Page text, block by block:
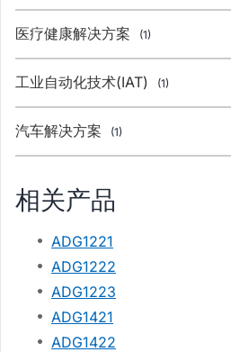
医疗健康解决方案 (1)
工业自动化技术(IAT) (1)
汽车解决方案 (1)
相关产品
ADG1221
ADG1222
ADG1223
ADG1421
ADG1422